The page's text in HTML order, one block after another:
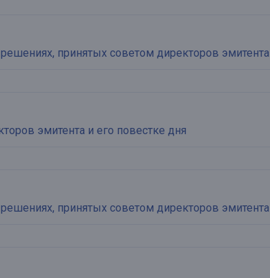
принятых советом директоров эмитента
эмитента и его повестке дня
принятых советом директоров эмитента